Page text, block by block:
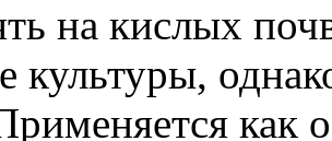
на кислых
культуры,
как